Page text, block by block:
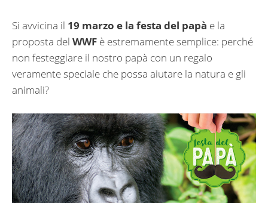
Si avvicina il 19 marzo e la festa del papà e la
proposta del WWF è estremamente semplice: perché
non festeggiare il nostro papà con un regalo
veramente speciale che possa aiutare la natura e gli
animali?